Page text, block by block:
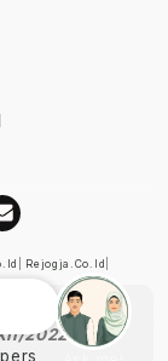
Rejogja.co.id
Pers
2022